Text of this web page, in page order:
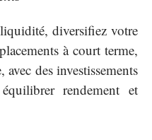
diversifiez votre
à court terme,
des investissements
rendement et